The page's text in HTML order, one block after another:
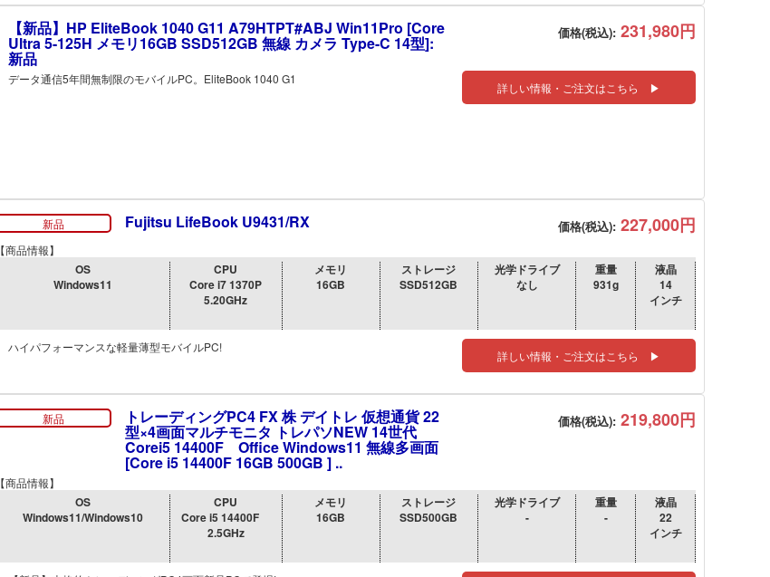
【新品】HP EliteBook 1040 G11 A79HTPT#ABJ Win11Pro [Core
Ultra 5-125H メモリ16GB SSD512GB 無線 カメラ Type-C 14型]:
新品
価格(税込): 231,980円
データ通信5年間無制限のモバイルPC。EliteBook 1040 G1
詳しい情報・ご注文はこちら ▶
新品 Fujitsu LifeBook U9431/RX 価格(税込): 227,000円
【商品情報】
OS
Windows11
CPU
Core i7 1370P
5.20GHz
メモリ
16GB
ストレージ
SSD512GB
光学ドライブ
なし
重量
931g
液晶
14
インチ
ハイパフォーマンスな軽量薄型モバイルPC!
詳しい情報・ご注文はこちら ▶
新品 トレーディングPC4 FX 株 デイトレ 仮想通貨 22
型×4画面マルチモニタ トレパソNEW 14世代
Corei5 14400F Office Windows11 無線多画面
[Core i5 14400F 16GB 500GB ] ..
価格(税込): 219,800円
【商品情報】
OS
Windows11/Windows10
CPU
Core i5 14400F
2.5GHz
メモリ
16GB
ストレージ
SSD500GB
光学ドライブ
-
重量
-
液晶
22
インチ